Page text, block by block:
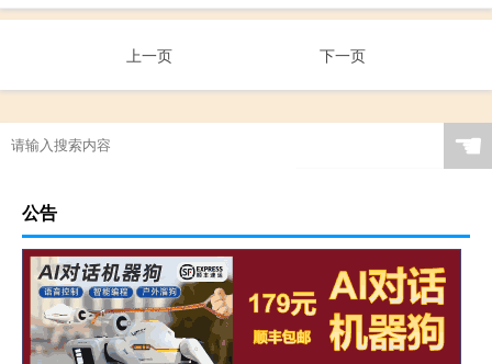
上一页 下一页
☚
公告